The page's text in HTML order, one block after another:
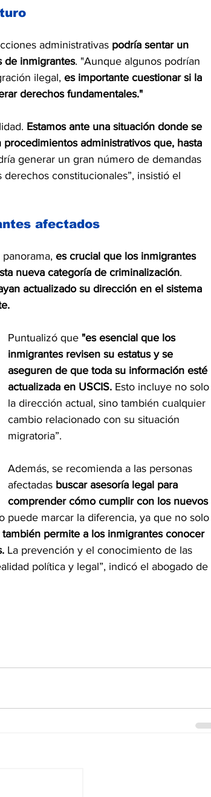
administrativas podría sentar un
de inmigrantes. "Aunque algunos podrían
ilegal, es importante cuestionar si la
derechos fundamentales."
Estamos ante una situación donde se
administrativos que, hasta
generar un gran número de demandas
constitucionales”, insistió el
afectados
es crucial que los inmigrantes
nueva categoría de criminalización.
actualizado su dirección en el sistema
Puntualizó que "es esencial que los
inmigrantes revisen su estatus y se
aseguren de que toda su información esté
actualizada en USCIS. Esto incluye no
la dirección actual, sino también cualquier
cambio relacionado con su situación
migratoria”.
Además, se recomienda a las personas
afectadas buscar asesoría legal para
comprender cómo cumplir con los nuevos
puede marcar la diferencia, ya que no
también permite a los inmigrantes conocer
La prevención y el conocimiento de las
política y legal”, indicó el abogado de